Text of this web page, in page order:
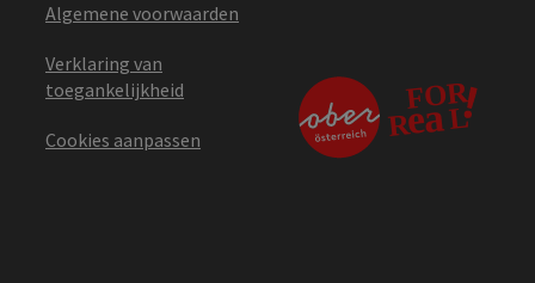
Algemene voorwaarden
Verklaring van
toegankelijkheid
Cookies aanpassen